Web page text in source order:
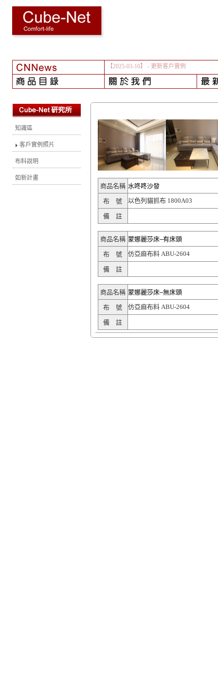
【2025-03-10】 - 更新客戶實例
知識區
客戶實例照片
布料說明
如新計畫
商品名稱 水咚咚沙發
布 號 以色列貓抓布 1800A03
備 註
商品名稱 蒙娜麗莎床–有床頭
布 號 仿亞麻布料 ABU-2604
備 註
商品名稱 蒙娜麗莎床–無床頭
布 號 仿亞麻布料 ABU-2604
備 註